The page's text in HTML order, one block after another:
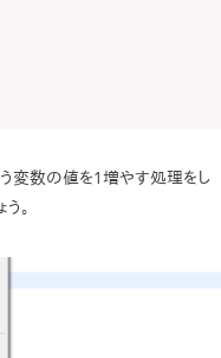
変数の値を1増やす処理をし
。